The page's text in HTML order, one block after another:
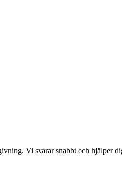
Vi svarar snabbt och hjälper